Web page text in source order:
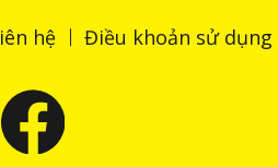
hệ Điều khoản sử dụng